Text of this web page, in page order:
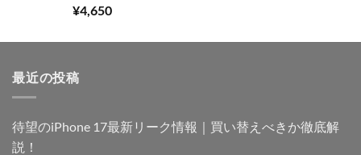
5段階中
5.00
¥4,650
最近の投稿
待望のiPhone 17最新リーク情報｜買い替えべきか徹底解
説！